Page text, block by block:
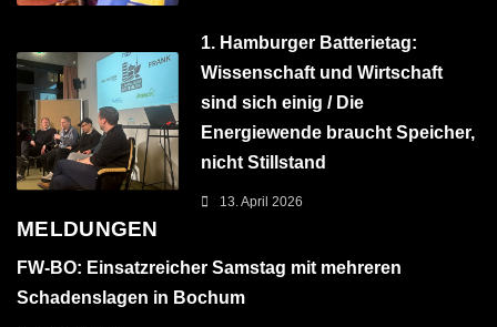
1. Hamburger Batterietag:
Wissenschaft und Wirtschaft
sind sich einig / Die
Energiewende braucht Speicher,
nicht Stillstand
13. April 2026
MELDUNGEN
FW-BO: Einsatzreicher Samstag mit mehreren
Schadenslagen in Bochum